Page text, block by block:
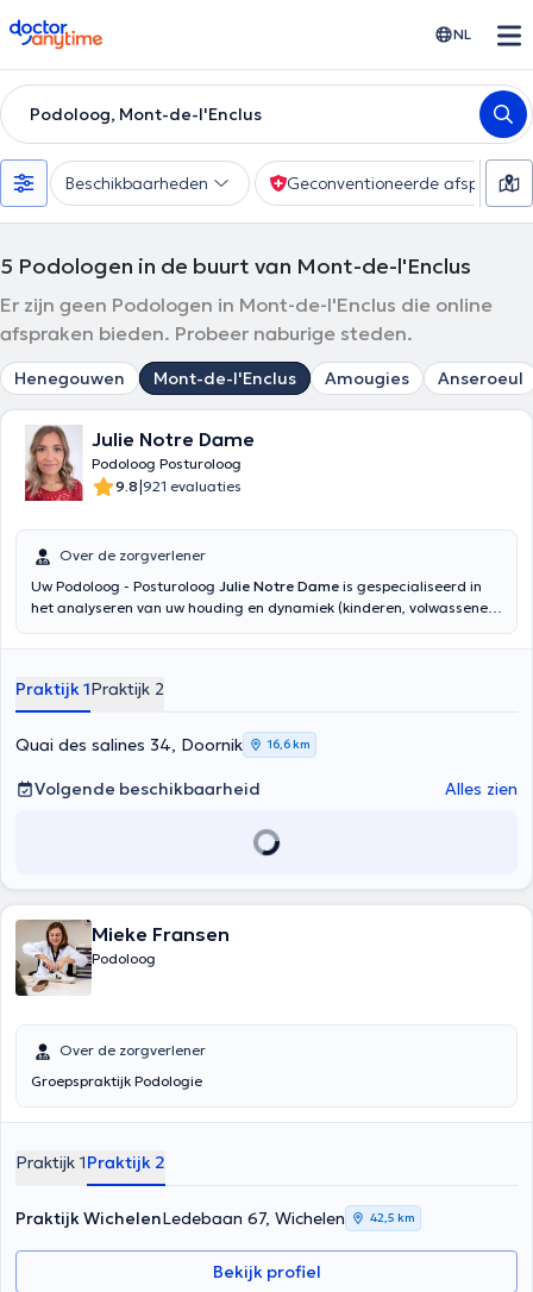
doctoranytime NL
Podoloog, Mont-de-l'Enclus
Beschikbaarheden Geconventioneerde afspraak
5 Podologen in de buurt van Mont-de-l'Enclus
Er zijn geen Podologen in Mont-de-l'Enclus die online
afspraken bieden. Probeer naburige steden.
Henegouwen Mont-de-l'Enclus Amougies Anseroeul
Julie Notre Dame
Podoloog Posturoloog
9.8|921 evaluaties
Over de zorgverlener
Uw Podoloog - Posturoloog Julie Notre Dame is gespecialiseerd in
het analyseren van uw houding en dynamiek (kinderen, volwassenen,
knie-, heup- en rugklachten. De Posturologist is aangepast om
lumbago, migraine, cervicale en thoracale spanningen, chronische
pijn. Aan de hand van een volledig onderzoek kan zij u doorverwijzen
naar een geschikt multidisciplinair team om uw pijn te verlichten. Zij
voert pedicurebehandelingen uit (voetverzorging, ingegroeide
teennagels, likdoorns, eelt). Het maken van orthonyxis, orthoplastie,
orthoplastie behoren tot haar vaardigheden. Aarzel niet om een
Praktijk 1Praktijk 2
Quai des salines 34, Doornik 16,6 km
Volgende beschikbaarheid Alles zien
Mieke Fransen
Podoloog
Over de zorgverlener
Groepspraktijk Podologie
Praktijk 1Praktijk 2
Praktijk WichelenLedebaan 67, Wichelen 42,5 km
Bekijk profiel